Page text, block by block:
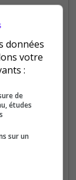
données
votre
:
de
études
sur un